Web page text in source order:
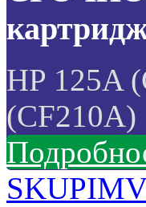
HP 125A
(CF210A)